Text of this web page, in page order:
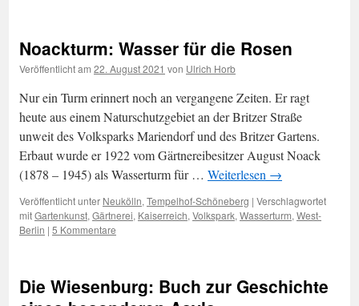
Noackturm: Wasser für die Rosen
Veröffentlicht am 22. August 2021 von Ulrich Horb
Nur ein Turm erinnert noch an vergangene Zeiten. Er ragt
heute aus einem Naturschutzgebiet an der Britzer Straße
unweit des Volksparks Mariendorf und des Britzer Gartens.
Erbaut wurde er 1922 vom Gärtnereibesitzer August Noack
(1878 – 1945) als Wasserturm für … Weiterlesen →
Veröffentlicht unter Neukölln, Tempelhof-Schöneberg | Verschlagwortet
mitGartenkunst, Gärtnerei, Kaiserreich, Volkspark, Wasserturm, West-
Berlin | 5 Kommentare
Die Wiesenburg: Buch zur Geschichte